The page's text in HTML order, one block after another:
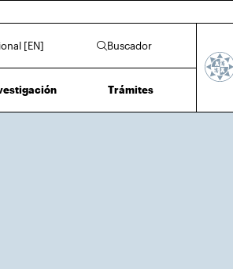
[EN] Buscador
Trámites